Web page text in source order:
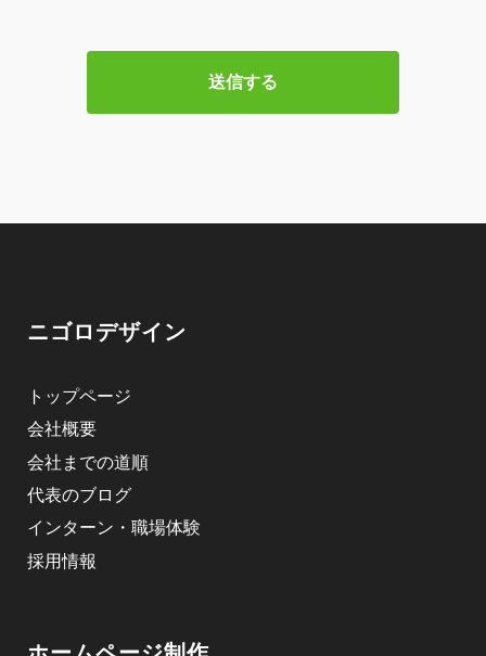
ニゴロデザイン
トップページ
会社概要
会社までの道順
代表のブログ
インターン・職場体験
採用情報